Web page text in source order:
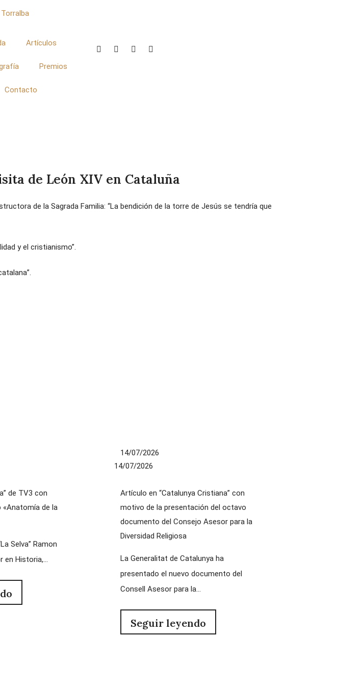
Artículos
Premios
Contacto
de León XIV en Cataluña
de la Sagrada Familia: “La bendición de la torre de Jesús se tendría que
y el cristianismo”.
de TV3 con
de la
Selva” Ramon
Historia,...
14/07/2026
14/07/2026
Artículo en “Catalunya Cristiana” con
motivo de la presentación del octavo
documento del Consejo Asesor para la
Diversidad Religiosa
La Generalitat de Catalunya ha
presentado el nuevo documento del
Consell Asesor para la...
Seguir leyendo